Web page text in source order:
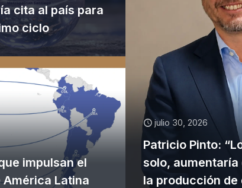
cita al país para
ciclo
julio 30, 2026
Patricio Pinto:
solo, aumentaría
la producción de
impulsan el
Latina